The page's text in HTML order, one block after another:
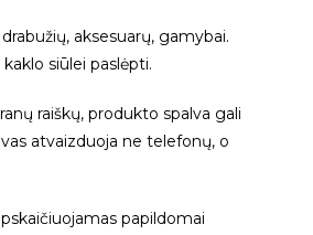
aksesuarų, gamybai.
siūlei paslėpti.
raiškų, produkto spalva gali
atvaizduoja ne telefonų, o
papildomai